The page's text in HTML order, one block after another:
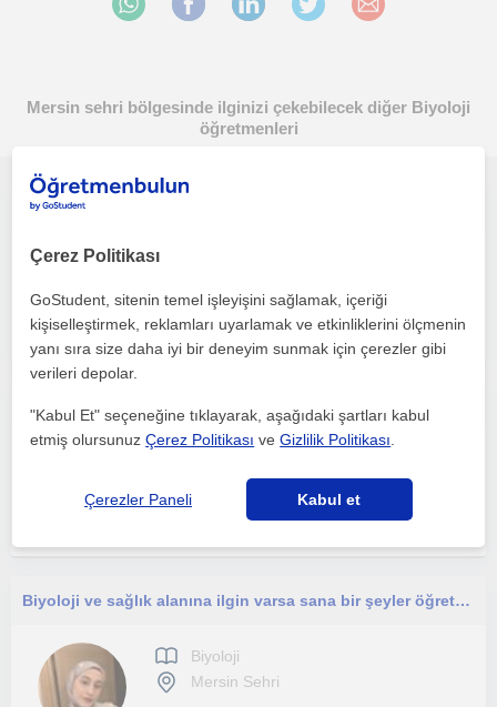
Mersin sehri bölgesinde ilginizi çekebilecek diğer Biyoloji
öğretmenleri
Online biyoloji öğretmenliği yapıyorum
Mersin Sehri
Mersin Sehri
Biyoloji ve sağlık alanına ilgin varsa sana bir şeyler öğretmekten mutluluk duyarımm
Biyoloji
Mersin Sehri
Çerez Politikası
GoStudent, sitenin temel işleyişini sağlamak, içeriği
kişiselleştirmek, reklamları uyarlamak ve etkinliklerini ölçmenin
yanı sıra size daha iyi bir deneyim sunmak için çerezler gibi
verileri depolar.
"Kabul Et" seçeneğine tıklayarak, aşağıdaki şartları kabul
etmiş olursunuzÇerez Politikası veGizlilik Politikası
Çerezler Paneli Kabul et